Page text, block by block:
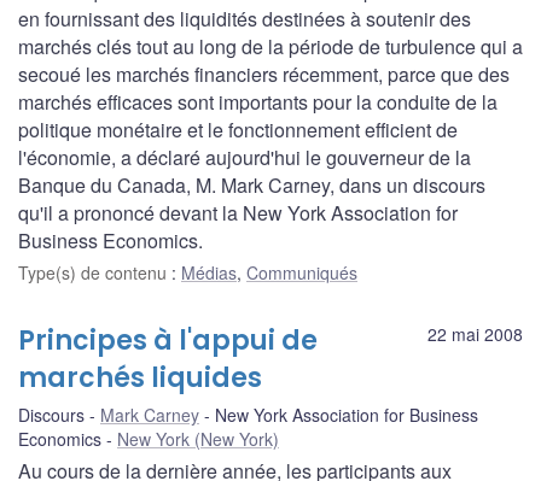
en fournissant des liquidités destinées à soutenir des
marchés clés tout au long de la période de turbulence qui a
secoué les marchés financiers récemment, parce que des
marchés efficaces sont importants pour la conduite de la
politique monétaire et le fonctionnement efficient de
l'économie, a déclaré aujourd'hui le gouverneur de la
Banque du Canada, M. Mark Carney, dans un discours
qu'il a prononcé devant la New York Association for
Business Economics.
Type(s) de contenu : Médias, Communiqués
22 mai 2008
Principes à l'appui de
marchés liquides
Discours Mark Carney
New York Association for Business
Economics
New York (New York)
Au cours de la dernière année, les participants aux